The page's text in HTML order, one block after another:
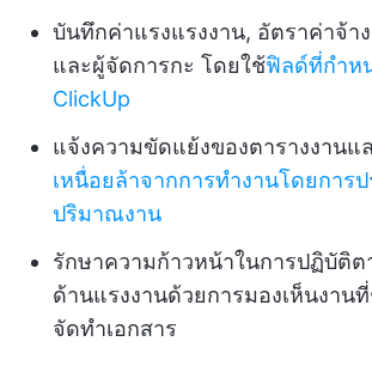
บันทึกค่าแรงแรงงาน, อัตราค่าจ้า
และผู้จัดการกะ โดยใช้ฟิลด์ที่กำห
ClickUp
แจ้งความขัดแย้งของตารางงานแ
เหนื่อยล้าจากการทำงานโดยการ
ปริมาณงาน
รักษาความก้าวหน้าในการปฏิบัติ
ด้านแรงงานด้วยการมองเห็นงาน
จัดทำเอกสาร